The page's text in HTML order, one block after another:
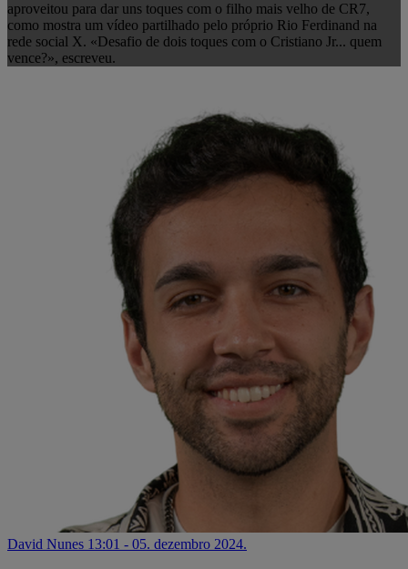
aproveitou para dar uns toques com o filho mais velho de CR7,
como mostra um vídeo partilhado pelo próprio Rio Ferdinand na
rede social X. «Desafio de dois toques com o Cristiano Jr... quem
vence?», escreveu.
David Nunes 13:01 - 05. dezembro 2024.